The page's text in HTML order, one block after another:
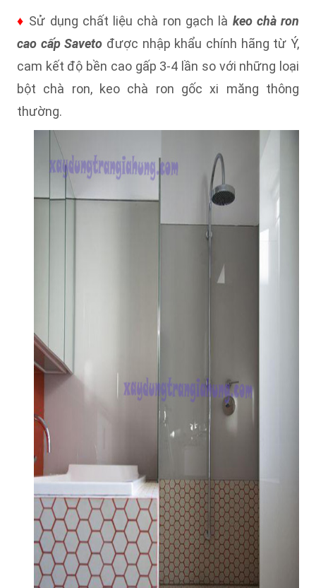
♦ Sử dụng chất liệu chà ron gạch là keo chà ron
cao cấp Saveto được nhập khẩu chính hãng từ Ý,
cam kết độ bền cao gấp 3-4 lần so với những loại
bột chà ron, keo chà ron gốc xi măng thông
thường.